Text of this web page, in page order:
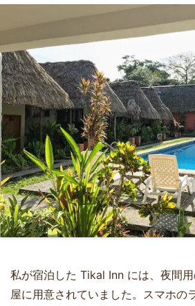
私が宿泊した Tikal Inn には、夜間
屋に用意されていました。スマホの